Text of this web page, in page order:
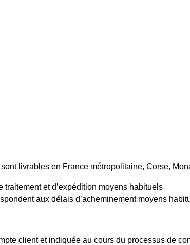
livrables en France métropolitaine, Corse,
et d’expédition moyens habituels
aux délais d’acheminement moyens
client et indiquée au cours du processus de